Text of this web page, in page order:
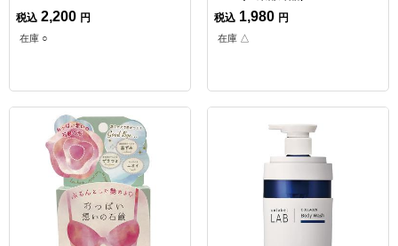
税込 2,200 円
在庫 ○
税込 1,980 円
在庫 △